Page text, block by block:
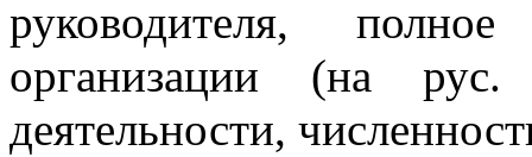
руководителя,
организации (на
деятельности,